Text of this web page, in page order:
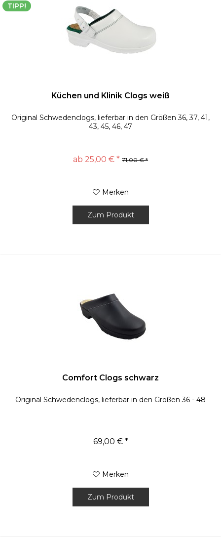
TIPP!
Küchen und Klinik Clogs weiß
Original Schwedenclogs, lieferbar in den Größen 36, 37, 41,
43, 45, 46, 47
ab 25,00 € * 71,00 € *
Merken
Zum Produkt
Comfort Clogs schwarz
Original Schwedenclogs, lieferbar in den Größen 36 - 48
69,00 € *
Merken
Zum Produkt